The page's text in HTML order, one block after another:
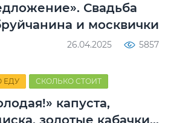
Свадьба
и москвички
26.04.2025 5857
ЕДУ СКОЛЬКО СТОИТ
капуста,
золотые кабачки...